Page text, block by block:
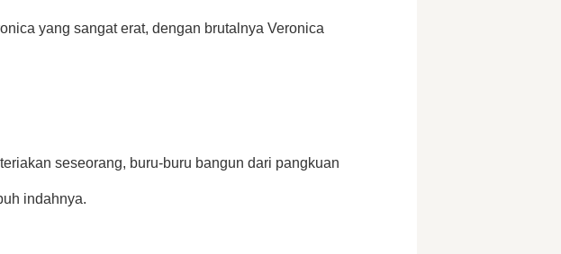
yang sangat erat, dengan brutalnya Veronica
seseorang, buru-buru bangun dari pangkuan
indahnya.